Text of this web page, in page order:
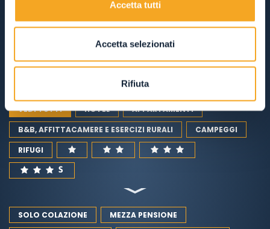
Accetta tutti
Accetta selezionati
Rifiuta
OSPITALITÀ, DOVE DORMIRE
RISTORANTI, MANGIARE E BERE
SERVIZI PER L'OSPITE
VEDI TUTTI HOTEL
APPARTAMENTI
B&B, AFFITTACAMERE E ESERCIZI RURALI
CAMPEGGI
RIFUGI
SOLO COLAZIONE
MEZZA PENSIONE